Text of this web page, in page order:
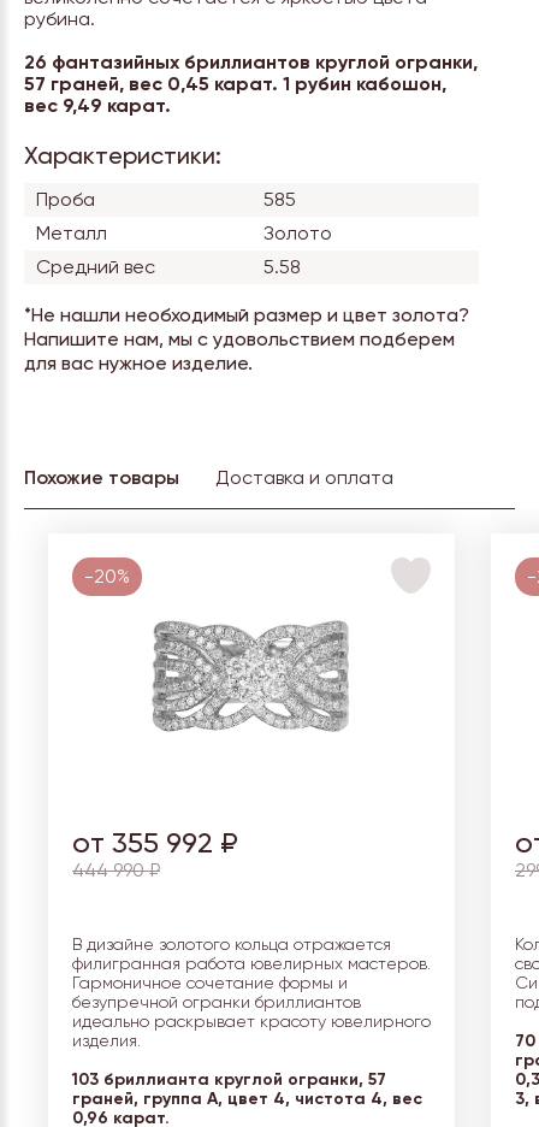
рубина.
26 фантазийных бриллиантов круглой огранки,
57 граней, вес 0,45 карат. 1 рубин кабошон,
вес 9,49 карат.
Характеристики:
Проба
585
Металл
Золото
Средний вес
5.58
*Не нашли необходимый размер и цвет золота?
Напишите нам, мы с удовольствием подберем
для вас нужное изделие.
Похожие товары Доставка и оплата
-20%
от 355 992 ₽
444 990 ₽
В дизайне золотого кольца отражается
филигранная работа ювелирных мастеров.
Гармоничное сочетание формы и
безупречной огранки бриллиантов
идеально раскрывает красоту ювелирного
изделия.
103 бриллианта круглой огранки, 57
граней, группа А, цвет 4, чистота 4, вес
0,96 карат.
-
3,